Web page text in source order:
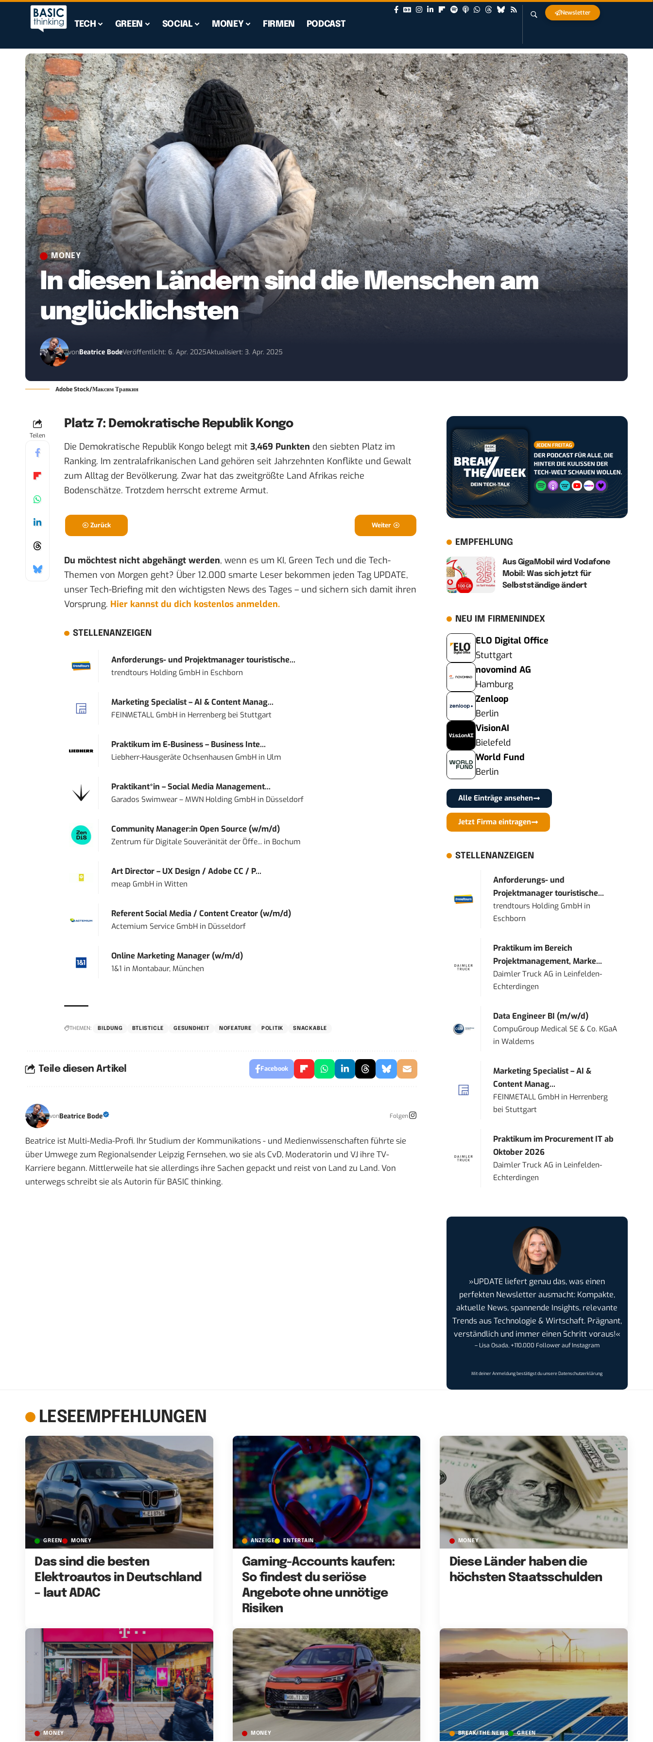
TECH GREEN SOCIAL MONEY FIRMEN PODCAST
Newsletter
MONEY
In diesen Ländern sind die Menschen am
unglücklichsten
vonBeatrice BodeVeröffentlicht: 6. Apr. 2025Aktualisiert: 3. Apr. 2025
Adobe Stock/Максим Травкин
Teilen
Platz 7: Demokratische Republik Kongo
Die Demokratische Republik Kongo belegt mit 3,469 Punkten den siebten Platz im
Ranking. Im zentralafrikanischen Land gehören seit Jahrzehnten Konflikte und Gewalt
zum Alltag der Bevölkerung. Zwar hat das zweitgrößte Land Afrikas reiche
Bodenschätze. Trotzdem herrscht extreme Armut.
Zurück Weiter
Du möchtest nicht abgehängt werden, wenn es um KI, Green Tech und die Tech-
Themen von Morgen geht? Über 12.000 smarte Leser bekommen jeden Tag UPDATE,
unser Tech-Briefing mit den wichtigsten News des Tages – und sichern sich damit ihren
Vorsprung. Hier kannst du dich kostenlos anmelden.
STELLENANZEIGEN
Anforderungs- und Projektmanager touristische...
trendtours Holding GmbHin Eschborn
Marketing Specialist – AI & Content Manag...
FEINMETALL GmbHin Herrenberg bei Stuttgart
Praktikum im E-Business – Business Inte...
Liebherr-Hausgeräte Ochsenhausen GmbHin Ulm
Praktikant*in – Social Media Management...
Garados Swimwear – MWN Holding GmbHin Düsseldorf
Community Manager:in Open Source (w/m/d)
Zentrum für Digitale Souveränität der Öffe...in Bochum
Art Director – UX Design / Adobe CC / P...
meap GmbHin Witten
Referent Social Media / Content Creator (w/m/d)
Actemium Service GmbHin Düsseldorf
Online Marketing Manager (w/m/d)
1&1 in Montabaur, München
THEMEN: BILDUNG BTLISTICLE GESUNDHEIT NOFEATURE POLITIK SNACKABLE
Teile diesen Artikel Facebook
vonBeatrice Bode Folgen
Beatrice ist Multi-Media-Profi. Ihr Studium der Kommunikations - und Medienwissenschaften führte sie
über Umwege zum Regionalsender Leipzig Fernsehen, wo sie als CvD, Moderatorin und VJ ihre TV-
Karriere begann. Mittlerweile hat sie allerdings ihre Sachen gepackt und reist von Land zu Land. Von
unterwegs schreibt sie als Autorin für BASIC thinking.
EMPFEHLUNG
Aus GigaMobil wird Vodafone
Mobil: Was sich jetzt für
Selbstständige ändert
NEU IM FIRMENINDEX
ELO Digital Office
Stuttgart
novomind AG
Hamburg
Zenloop
Berlin
VisionAI
Bielefeld
World Fund
Berlin
Alle Einträge ansehen
Jetzt Firma eintragen
STELLENANZEIGEN
Anforderungs- und
Projektmanager touristische...
trendtours Holding GmbH in
Eschborn
Praktikum im Bereich
Projektmanagement, Marke...
Daimler Truck AG in Leinfelden-
Echterdingen
Data Engineer BI (m/w/d)
CompuGroup Medical SE & Co. KGaA
inWaldems
Marketing Specialist – AI &
Content Manag...
FEINMETALL GmbH in Herrenberg
bei Stuttgart
Praktikum im Procurement IT ab
Oktober 2026
Daimler Truck AG in Leinfelden-
Echterdingen
»UPDATE liefert genau das, was einen
perfekten Newsletter ausmacht: Kompakte,
aktuelle News, spannende Insights, relevante
Trends aus Technologie & Wirtschaft. Prägnant,
verständlich und immer einen Schritt voraus!«
– Lisa Osada, +110.000 Follower auf Instagram
Mit deiner Anmeldung bestätigst du unsereDatenschutzerklärung
LESEEMPFEHLUNGEN
GREEN MONEY
Das sind die besten
Elektroautos in Deutschland
– laut ADAC
ANZEIGE ENTERTAIN
Gaming-Accounts kaufen:
So findest du seriöse
Angebote ohne unnötige
Risiken
MONEY
Diese Länder haben die
höchsten Staatsschulden
MONEY MONEY BREAK/THE NEWS GREEN